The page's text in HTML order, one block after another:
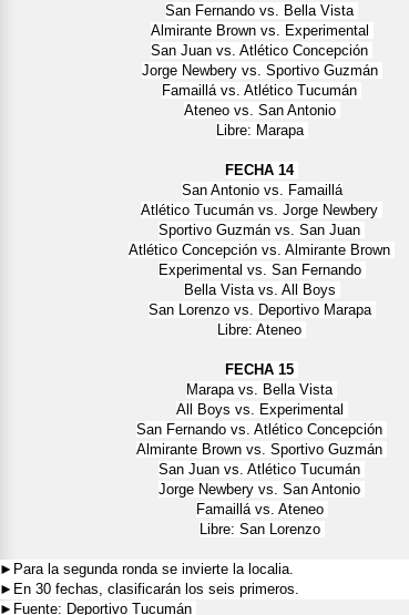
San Fernando vs. Bella Vista
Almirante Brown vs. Experimental
San Juan vs. Atlético Concepción
Jorge Newbery vs. Sportivo Guzmán
Famaillá vs. Atlético Tucumán
Ateneo vs. San Antonio
Libre: Marapa
FECHA 14
San Antonio vs. Famaillá
Atlético Tucumán vs. Jorge Newbery
Sportivo Guzmán vs. San Juan
Atlético Concepción vs. Almirante Brown
Experimental vs. San Fernando
Bella Vista vs. All Boys
San Lorenzo vs. Deportivo Marapa
Libre: Ateneo
FECHA 15
Marapa vs. Bella Vista
All Boys vs. Experimental
San Fernando vs. Atlético Concepción
Almirante Brown vs. Sportivo Guzmán
San Juan vs. Atlético Tucumán
Jorge Newbery vs. San Antonio
Famaillá vs. Ateneo
Libre: San Lorenzo
►Para la segunda ronda se invierte la localia.
►En 30 fechas, clasificarán los seis primeros.
►Fuente: Deportivo Tucumán